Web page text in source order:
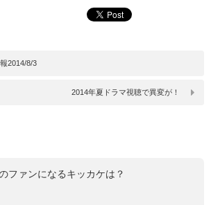
2014/8/3
2014年夏ドラマ視聴で異変が！
ファンになるキッカケは？